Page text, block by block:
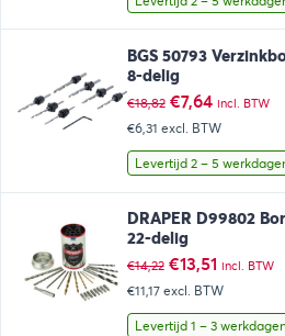
BGS 50793
8-delig
€18,82 Oorspronkelijke
prijs
was:
€18,82.
€7,64Huidige
prijs
is:
€7,64.
incl. BTW
€6,31 excl. BTW
Levertijd 2 – 5
DRAPER D99802
22-delig
€14,22 Oorspronkelijke
prijs
was:
€14,22.
€13,51Huidige
prijs
is:
€13,51.
incl. BTW
€11,17 excl. BTW
Levertijd 1 – 3